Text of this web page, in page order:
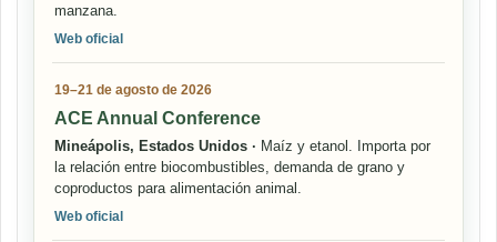
manzana.
Web oficial
19–21 de agosto de 2026
ACE Annual Conference
Mineápolis, Estados Unidos · Maíz y etanol. Importa por
la relación entre biocombustibles, demanda de grano y
coproductos para alimentación animal.
Web oficial